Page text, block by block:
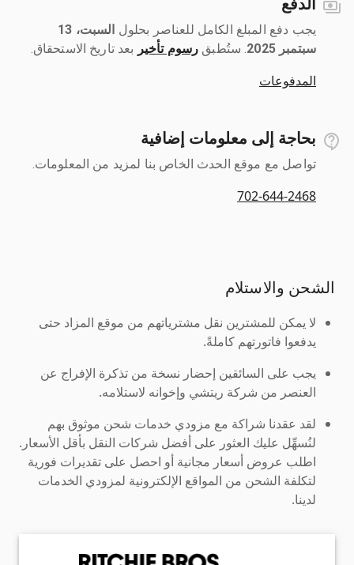
يجب دفع المبلغ الكامل للعناصر بحلول ‎
السبت، 13
سبتمبر 2025
‎. ستُطبق رسوم تأخير بعد تاريخ الاستحقاق.
المدفوعات
بحاجة إلى معلومات إضافية
تواصل مع موقع الحدث الخاص بنا لمزيد من المعلومات.
702-644-2468
الشحن والاستلام
لا يمكن للمشترين نقل مشترياتهم من موقع المزاد حتى
يدفعوا فاتورتهم كاملةً.
يجب على السائقين إحضار نسخة من تذكرة الإفراج عن
العنصر من شركة ريتشي وإخوانه لاستلامه.
لقد عقدنا شراكة مع مزودي خدمات شحن موثوق بهم
لنُسهِّل عليك العثور على أفضل شركات النقل بأقل الأسعار.
اطلب عروض أسعار مجانية أو احصل على تقديرات فورية
لتكلفة الشحن من المواقع الإلكترونية لمزودي الخدمات
لدينا.